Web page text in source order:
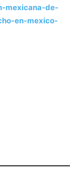
mexicana-de-
en-mexico-